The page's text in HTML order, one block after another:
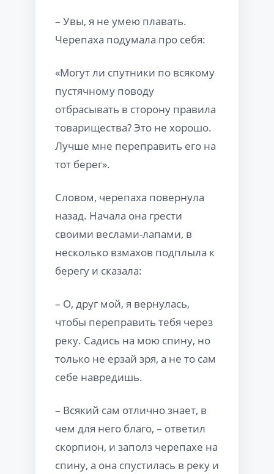
– Увы, я не умею плавать.
Черепаха подумала про себя:
«Могут ли спутники по всякому
пустячному поводу
отбрасывать в сторону правила
товарищества? Это не хорошо.
Лучше мне переправить его на
тот берег».
Словом, черепаха повернула
назад. Начала она грести
своими веслами-лапами, в
несколько взмахов подплыла к
берегу и сказала:
– О, друг мой, я вернулась,
чтобы переправить тебя через
реку. Садись на мою спину, но
только не ерзай зря, а не то сам
себе навредишь.
– Всякий сам отлично знает, в
чем для него благо, – ответил
скорпион, и заполз черепахе на
спину, а она спустилась в реку и